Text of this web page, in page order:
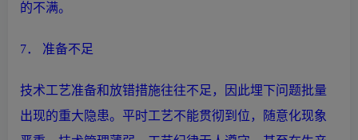
的不满。
7． 准备不足
技术工艺准备和放错措施往往不足，因此埋下问题批量
出现的重大隐患。平时工艺不能贯彻到位，随意化现象